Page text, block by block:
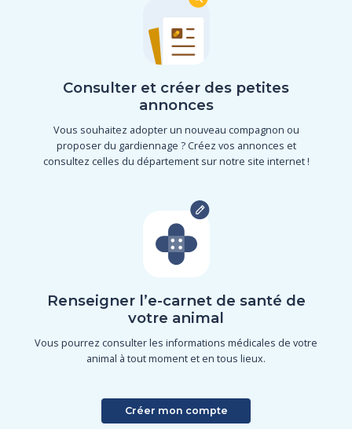
Consulter et créer des petites
annonces
Vous souhaitez adopter un nouveau compagnon ou
proposer du gardiennage ? Créez vos annonces et
consultez celles du département sur notre site internet !
Renseigner l’e-carnet de santé de
votre animal
Vous pourrez consulter les informations médicales de votre
animal à tout moment et en tous lieux.
Créer mon compte